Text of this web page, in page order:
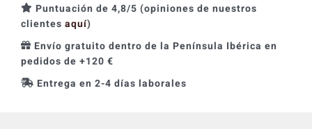
Puntuación de 4,8/5 (opiniones de nuestros
clientes aquí)
Envío gratuito dentro de la Península Ibérica en
pedidos de +120 €
Entrega en 2-4 días laborales